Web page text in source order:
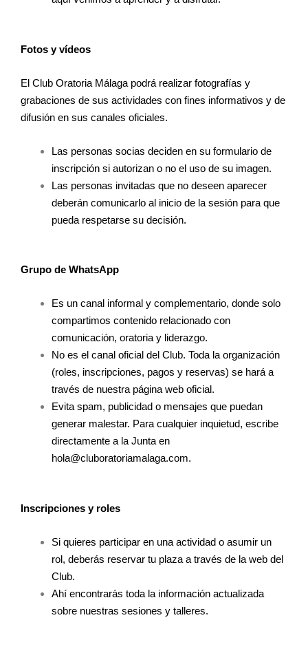
Fotos y vídeos
El Club Oratoria Málaga podrá realizar fotografías y
grabaciones de sus actividades con fines informativos y de
difusión en sus canales oficiales.
Las personas socias deciden en su formulario de
inscripción si autorizan o no el uso de su imagen.
Las personas invitadas que no deseen aparecer
deberán comunicarlo al inicio de la sesión para que
pueda respetarse su decisión.
Grupo de WhatsApp
Es un canal informal y complementario, donde solo
compartimos contenido relacionado con
comunicación, oratoria y liderazgo.
No es el canal oficial del Club. Toda la organización
(roles, inscripciones, pagos y reservas) se hará a
través de nuestra página web oficial.
Evita spam, publicidad o mensajes que puedan
generar malestar. Para cualquier inquietud, escribe
directamente a la Junta en
hola@cluboratoriamalaga.com.
Inscripciones y roles
Si quieres participar en una actividad o asumir un
rol, deberás reservar tu plaza a través de la web del
Club.
Ahí encontrarás toda la información actualizada
sobre nuestras sesiones y talleres.